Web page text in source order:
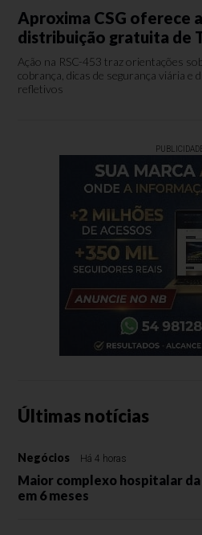
Aproxima CSG oferece
distribuição gratuita de
Ação na RSC-453 traz orientações
cobrança, dicas de segurança viária e
refletivos
Últimas notícias
Negócios Há 4 horas
Maior complexo hospitalar
em 6 meses